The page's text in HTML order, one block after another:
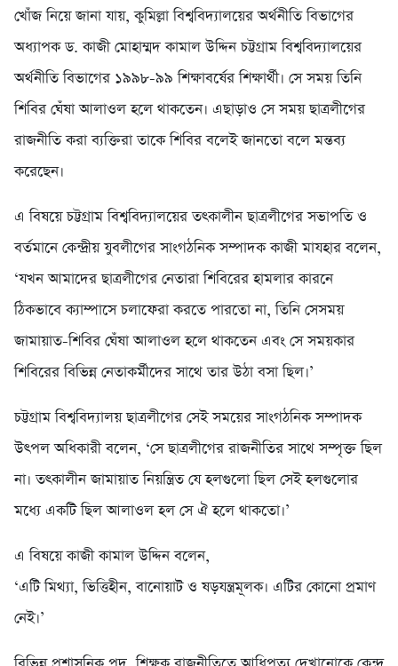
খোঁজ নিয়ে জানা যায়, কুমিল্লা বিশ্ববিদ্যালয়ের অর্থনীতি বিভাগের
অধ্যাপক ড. কাজী মোহাম্মদ কামাল উদ্দিন চট্টগ্রাম বিশ্ববিদ্যালয়ের
অর্থনীতি বিভাগের ১৯৯৮-৯৯ শিক্ষাবর্ষের শিক্ষার্থী। সে সময় তিনি
শিবির ঘেঁষা আলাওল হলে থাকতেন। এছাড়াও সে সময় ছাত্রলীগের
রাজনীতি করা ব্যক্তিরা তাকে শিবির বলেই জানতো বলে মন্তব্য
করেছেন।
এ বিষয়ে চট্টগ্রাম বিশ্ববিদ্যালয়ের তৎকালীন ছাত্রলীগের সভাপতি ও
বর্তমানে কেন্দ্রীয় যুবলীগের সাংগঠনিক সম্পাদক কাজী মাযহার বলেন,
‘যখন আমাদের ছাত্রলীগের নেতারা শিবিরের হামলার কারনে
ঠিকভাবে ক্যাম্পাসে চলাফেরা করতে পারতো না, তিনি সেসময়
জামায়াত-শিবির ঘেঁষা আলাওল হলে থাকতেন এবং সে সময়কার
শিবিরের বিভিন্ন নেতাকর্মীদের সাথে তার উঠা বসা ছিল।’
চট্টগ্রাম বিশ্ববিদ্যালয় ছাত্রলীগের সেই সময়ের সাংগঠনিক সম্পাদক
উৎপল অধিকারী বলেন, ‘সে ছাত্রলীগের রাজনীতির সাথে সম্পৃক্ত ছিল
না। তৎকালীন জামায়াত নিয়ন্ত্রিত যে হলগুলো ছিল সেই হলগুলোর
মধ্যে একটি ছিল আলাওল হল সে ঐ হলে থাকতো।’
এ বিষয়ে কাজী কামাল উদ্দিন বলেন,
‘এটি মিথ্যা, ভিত্তিহীন, বানোয়াট ও ষড়যন্ত্রমূলক। এটির কোনো প্রমাণ
নেই।’